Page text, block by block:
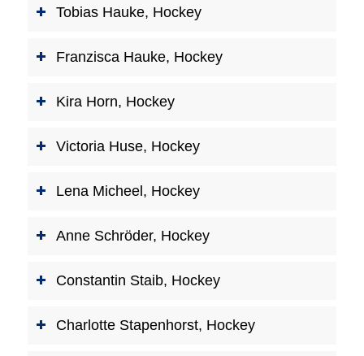
Tobias Hauke, Hockey
Franzisca Hauke, Hockey
Kira Horn, Hockey
Victoria Huse, Hockey
Lena Micheel, Hockey
Anne Schröder, Hockey
Constantin Staib, Hockey
Charlotte Stapenhorst, Hockey